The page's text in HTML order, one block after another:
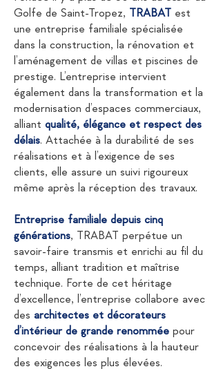
Golfe de Saint-Tropez, TRABAT est
une entreprise familiale spécialisée
dans la construction, la rénovation et
l’aménagement de villas et piscines de
prestige. L’entreprise intervient
également dans la transformation et la
modernisation d’espaces commerciaux,
alliant qualité, élégance et respect des
délais. Attachée à la durabilité de ses
réalisations et à l’exigence de ses
clients, elle assure un suivi rigoureux
même après la réception des travaux.
Entreprise familiale depuis cinq
générations, TRABAT perpétue un
savoir-faire transmis et enrichi au fil du
temps, alliant tradition et maîtrise
technique. Forte de cet héritage
d’excellence, l’entreprise collabore avec
des architectes et décorateurs
d’intérieur de grande renommée pour
concevoir des réalisations à la hauteur
des exigences les plus élevées.